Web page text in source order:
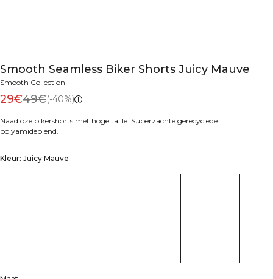
Smooth Seamless Biker Shorts Juicy Mauve
Smooth Collection
29€49€(-40%)
Naadloze bikershorts met hoge taille. Superzachte gerecyclede
polyamideblend.
Kleur: Juicy Mauve